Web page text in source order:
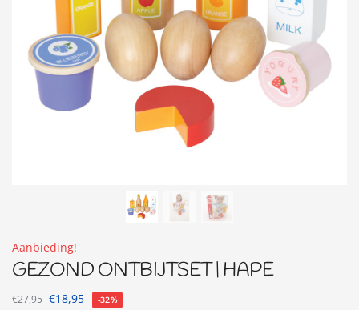
Aanbieding!
GEZOND ONTBIJTSET | HAPE
€27,95 €18,95 -32%